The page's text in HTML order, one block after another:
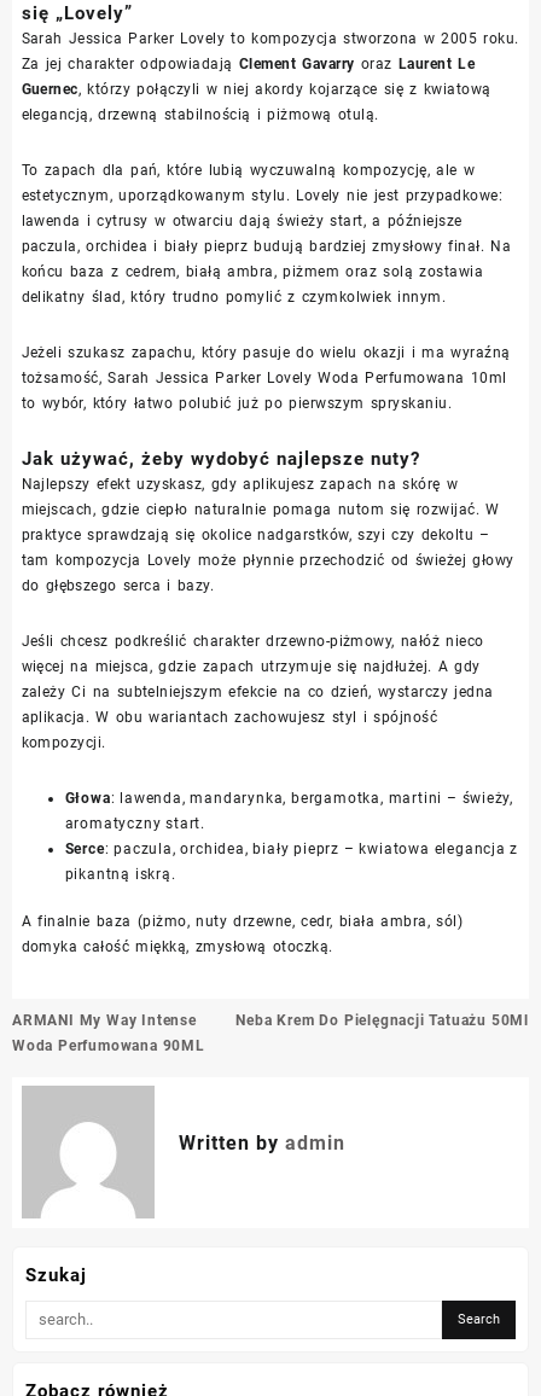
się „Lovely”
Sarah Jessica Parker Lovely to kompozycja stworzona w 2005 roku.
Za jej charakter odpowiadają Clement Gavarry oraz Laurent Le
Guernec, którzy połączyli w niej akordy kojarzące się z kwiatową
elegancją, drzewną stabilnością i piżmową otulą.
To zapach dla pań, które lubią wyczuwalną kompozycję, ale w
estetycznym, uporządkowanym stylu. Lovely nie jest przypadkowe:
lawenda i cytrusy w otwarciu dają świeży start, a późniejsze
paczula, orchidea i biały pieprz budują bardziej zmysłowy finał. Na
końcu baza z cedrem, białą ambra, piżmem oraz solą zostawia
delikatny ślad, który trudno pomylić z czymkolwiek innym.
Jeżeli szukasz zapachu, który pasuje do wielu okazji i ma wyraźną
tożsamość, Sarah Jessica Parker Lovely Woda Perfumowana 10ml
to wybór, który łatwo polubić już po pierwszym spryskaniu.
Jak używać, żeby wydobyć najlepsze nuty?
Najlepszy efekt uzyskasz, gdy aplikujesz zapach na skórę w
miejscach, gdzie ciepło naturalnie pomaga nutom się rozwijać. W
praktyce sprawdzają się okolice nadgarstków, szyi czy dekoltu –
tam kompozycja Lovely może płynnie przechodzić od świeżej głowy
do głębszego serca i bazy.
Jeśli chcesz podkreślić charakter drzewno-piżmowy, nałóż nieco
więcej na miejsca, gdzie zapach utrzymuje się najdłużej. A gdy
zależy Ci na subtelniejszym efekcie na co dzień, wystarczy jedna
aplikacja. W obu wariantach zachowujesz styl i spójność
kompozycji.
Głowa: lawenda, mandarynka, bergamotka, martini – świeży,
aromatyczny start.
Serce: paczula, orchidea, biały pieprz – kwiatowa elegancja z
pikantną iskrą.
A finalnie baza (piżmo, nuty drzewne, cedr, biała ambra, sól)
domyka całość miękką, zmysłową otoczką.
Nawigacja
wpisu
ARMANI My Way Intense
Woda Perfumowana 90ML
Neba Krem Do Pielęgnacji Tatuażu 50Ml
Written by admin
Szukaj
Zobacz również